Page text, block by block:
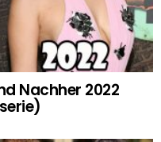
Nachher 2022